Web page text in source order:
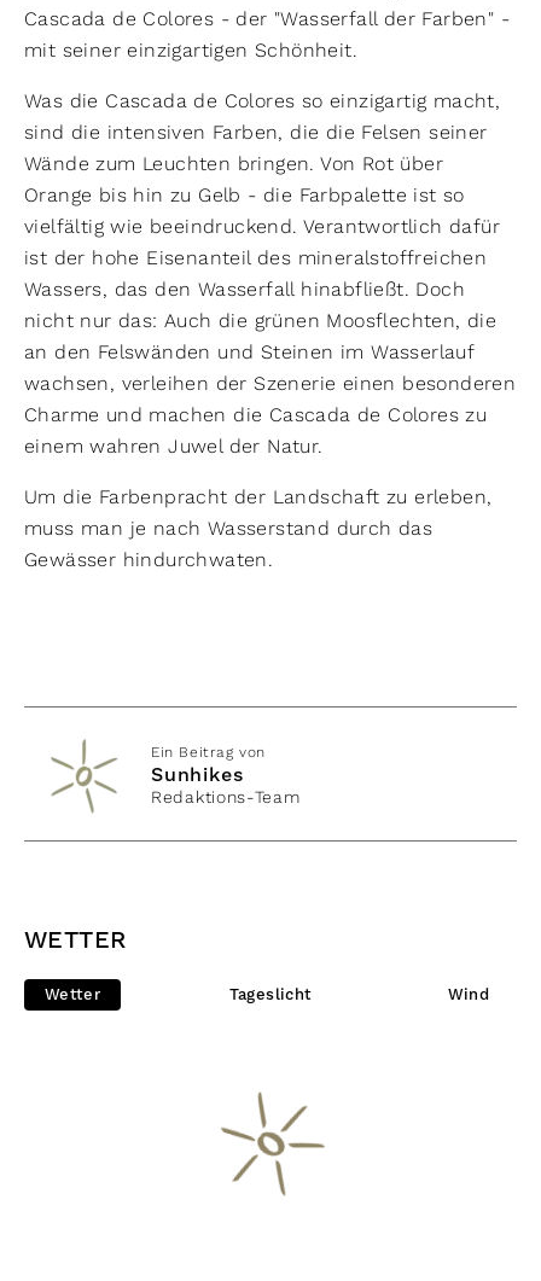
Cascada de Colores - der "Wasserfall der Farben" -
mit seiner einzigartigen Schönheit.
Was die Cascada de Colores so einzigartig macht,
sind die intensiven Farben, die die Felsen seiner
Wände zum Leuchten bringen. Von Rot über
Orange bis hin zu Gelb - die Farbpalette ist so
vielfältig wie beeindruckend. Verantwortlich dafür
ist der hohe Eisenanteil des mineralstoffreichen
Wassers, das den Wasserfall hinabfließt. Doch
nicht nur das: Auch die grünen Moosflechten, die
an den Felswänden und Steinen im Wasserlauf
wachsen, verleihen der Szenerie einen besonderen
Charme und machen die Cascada de Colores zu
einem wahren Juwel der Natur.
Um die Farbenpracht der Landschaft zu erleben,
muss man je nach Wasserstand durch das
Gewässer hindurchwaten.
Ein Beitrag von
Sunhikes
Redaktions-Team
WETTER
Wetter Tageslicht Wind